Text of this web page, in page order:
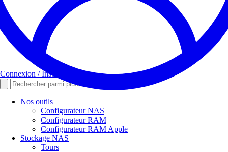
Connexion / Inscription
Nos outils
Configurateur NAS
Configurateur RAM
Configurateur RAM Apple
Stockage NAS
Tours